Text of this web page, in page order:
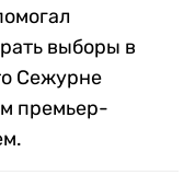
выборы в
Сежурне
премьер-